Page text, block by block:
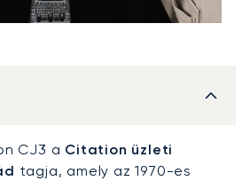
CJ3 a Citation üzleti
tagja, amely az 1970-es